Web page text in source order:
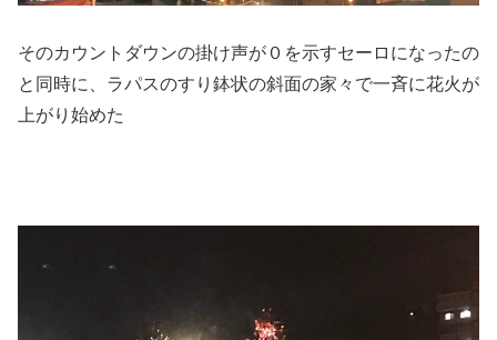
そのカウントダウンの掛け声が０を示すセーロになったの
と同時に、ラパスのすり鉢状の斜面の家々で一斉に花火が
上がり始めた